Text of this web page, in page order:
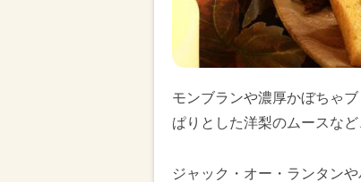
モンブランや濃厚かぼちゃ
ぱりとした洋梨のムースな
ジャック・オー・ランタン